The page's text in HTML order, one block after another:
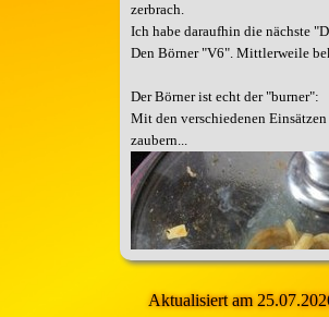
zerbrach.
Ich habe daraufhin die nächste
Den Börner "V6". Mittlerweile
Der Börner ist echt der "burner":
Mit den verschiedenen
zaubern...
Aktualisiert am